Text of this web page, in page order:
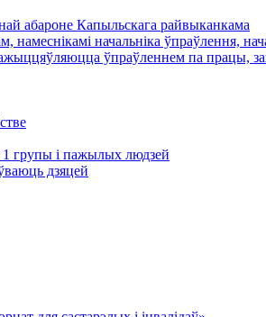
абароне Капыльскага райвыканкама
намеснікамі начальніка ўпраўлення,
ўпраўленнем па працы,
1 ​​групы і пажылых людзей
дзяцей